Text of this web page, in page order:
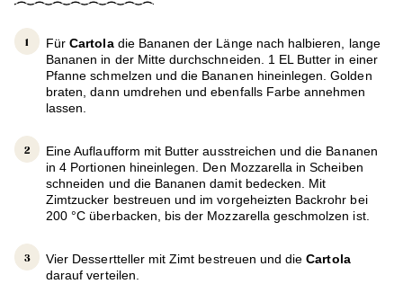
FürCartoladie Bananen der Länge nach halbieren, lange
Bananen in der Mitte durchschneiden. 1 EL Butter in einer
Pfanne schmelzen und die Bananen hineinlegen. Golden
braten, dann umdrehen und ebenfalls Farbe annehmen
lassen.
Eine Auflaufform mit Butter ausstreichen und die Bananen
in 4 Portionen hineinlegen. Den Mozzarella in Scheiben
schneiden und die Bananen damit bedecken. Mit
Zimtzucker bestreuen und im vorgeheizten Backrohr bei
200 °C überbacken, bis der Mozzarella geschmolzen ist.
Vier Dessertteller mit Zimt bestreuen und dieCartola
darauf verteilen.